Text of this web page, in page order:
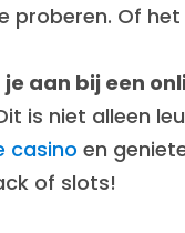
proberen. Of
aan bij een
is niet alleen
casino en
of slots!